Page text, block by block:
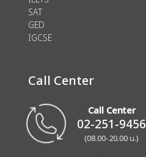
SAT
GED
IGCSE
Call Center
Call Center
02-251-9456
(08.00-20.00 น.)